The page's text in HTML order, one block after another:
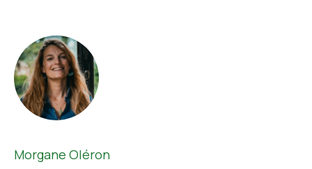
Morgane Oléron